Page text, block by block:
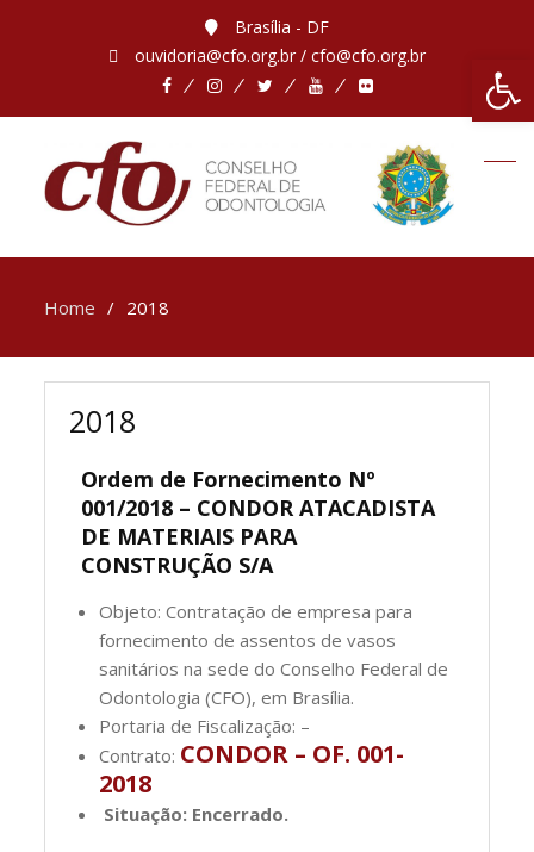
Brasília - DF
ouvidoria@cfo.org.br / cfo@cfo.org.br
Home 2018
2018
Ordem de Fornecimento Nº
001/2018 – CONDOR ATACADISTA
DE MATERIAIS PARA
CONSTRUÇÃO S/A
Objeto: Contratação de empresa para
fornecimento de assentos de vasos
sanitários na sede do Conselho Federal de
Odontologia (CFO), em Brasília.
Portaria de Fiscalização: –
Contrato: CONDOR – OF. 001-
2018
Situação: Encerrado.